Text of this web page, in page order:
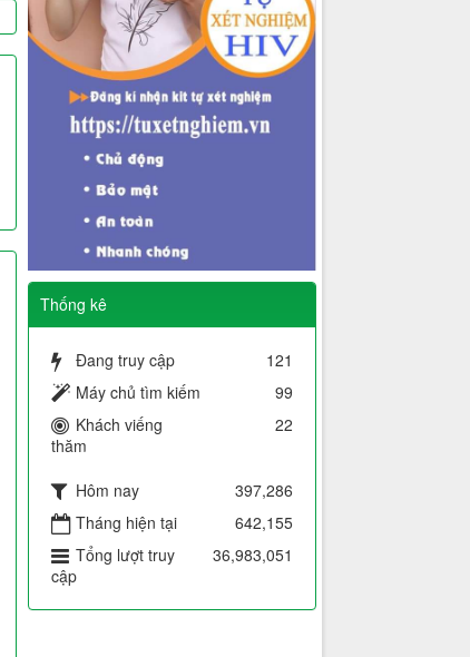
Thống kê
Đang truy cập
121
Máy chủ tìm kiếm
99
Khách viếng
thăm
22
Hôm nay
397,286
Tháng hiện tại
642,155
Tổng lượt truy
cập
36,983,051